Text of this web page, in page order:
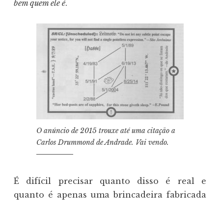
bem quem ele é.
O anúncio de 2015 trouxe até uma citação a
Carlos Drummond de Andrade. Vai vendo.
É difícil precisar quanto disso é real e
quanto é apenas uma brincadeira fabricada